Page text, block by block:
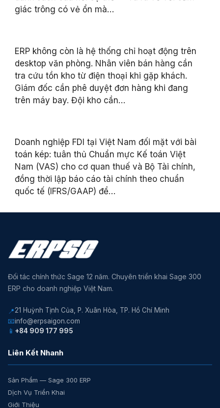
giác trông có vẻ ổn mà…
ERP không còn là hệ thống chỉ hoạt động trên
desktop văn phòng. Nhân viên bán hàng cần
tra cứu tồn kho từ điện thoại khi gặp khách.
Giám đốc cần phê duyệt đơn hàng khi đang
trên máy bay. Đội kho cần…
Doanh nghiệp FDI tại Việt Nam đối mặt với bài
toán kép: tuân thủ Chuẩn mực Kế toán Việt
Nam (VAS) cho cơ quan thuế và Bộ Tài chính,
đồng thời lập báo cáo tài chính theo chuẩn
quốc tế (IFRS/GAAP) để…
Đối tác chính thức Sage 12 năm. Chuyên triển khai Sage 300
ERP cho doanh nghiệp Việt Nam.
📍21 Huỳnh Tịnh Của, P. Xuân Hòa, TP. Hồ Chí Minh
📧info@erpsaigon.com
📱 +84 909 177 995
Liên Kết Nhanh
Sản Phẩm — Sage 300 ERP
Dịch Vụ Triển Khai
Giới Thiệu